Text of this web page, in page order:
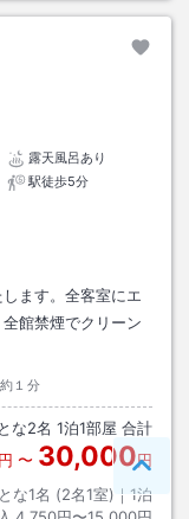
露天風呂あり
駅徒歩5分
ます。全客室にエ
館禁煙でクリーン
１分
な2名 1泊1部屋 合計
円 〜 30,000円
な1名 (2名1室)｜ 1泊
ペー